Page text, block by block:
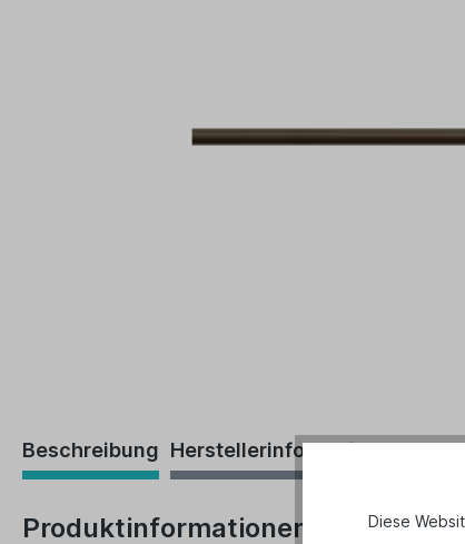
Beschreibung Herstellerinformationen
Produktinformationen "CasaFan
Diese